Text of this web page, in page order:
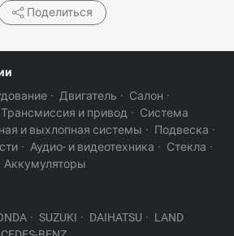
Поделиться
· Двигатель · Салон ·
Трансмиссия и привод · Система
и выхлопная системы · Подвеска ·
· Аудио- и видеотехника · Стекла ·
Аккумуляторы
· SUZUKI · DAIHATSU · LAND